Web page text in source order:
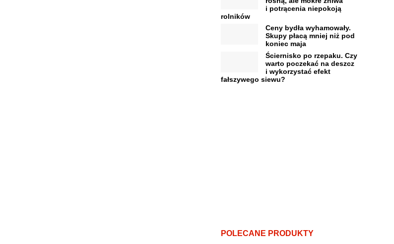
i potrącenia niepokoją
rolników
Ceny bydła wyhamowały.
Skupy płacą mniej niż pod
koniec maja
Ściernisko po rzepaku. Czy
warto poczekać na deszcz
i wykorzystać efekt
fałszywego siewu?
POLECANE PRODUKTY